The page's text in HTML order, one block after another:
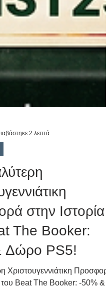
2 λεπτά
στην Ιστορία
The Booker:
Δώρο PS5!